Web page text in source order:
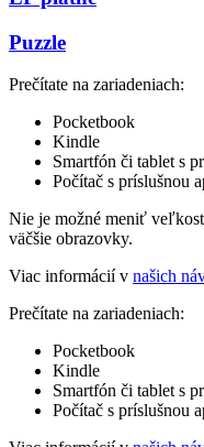
Puzzle
Prečítate na zariadeniach:
Pocketbook
Kindle
Smartfón či tablet s
Počítač s príslušnou
Nie je možné meniť
väčšie obrazovky.
Viac informácií v našich
Prečítate na zariadeniach:
Pocketbook
Kindle
Smartfón či tablet s
Počítač s príslušnou